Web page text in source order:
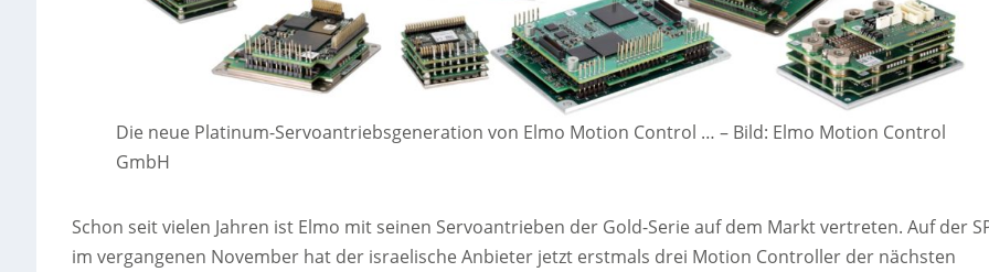
Die neue Platinum-Servoantriebsgeneration von Elmo Motion Control … – Bild: Elmo Motion Control
GmbH
Schon seit vielen Jahren ist Elmo mit seinen Servoantrieben der Gold-Serie auf dem Markt vertreten. Auf der
im vergangenen November hat der israelische Anbieter jetzt erstmals drei Motion Controller der nächsten